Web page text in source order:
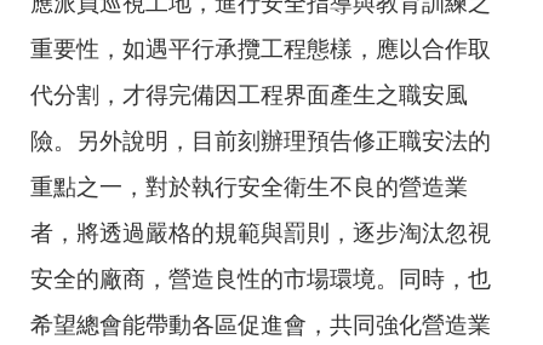
重要性，如遇平行承攬工程態樣，應以合作取
代分割，才得完備因工程界面產生之職安風
險。另外說明，目前刻辦理預告修正職安法的
重點之一，對於執行安全衛生不良的營造業
者，將透過嚴格的規範與罰則，逐步淘汰忽視
安全的廠商，營造良性的市場環境。同時，也
希望總會能帶動各區促進會，共同強化營造業